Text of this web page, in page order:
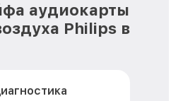
аудиокарты
Philips в